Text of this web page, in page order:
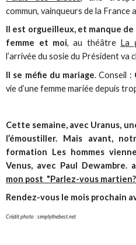
commun, vainqueurs de la France
Il est orgueilleux, et manque
femme et moi, au théâtre La
l’arrivée du sosie du Président va
Il se méfie du mariage. Conseil :
vie d’une femme mariée depuis
Cette semaine, avec Uranus,
l’émoustiller. Mais avant,
formation Les hommes
Venus, avec Paul Dewambre.
mon post "Parlez-vous
Rendez-vous le mois prochain
Crédit photo : simplythebest.net